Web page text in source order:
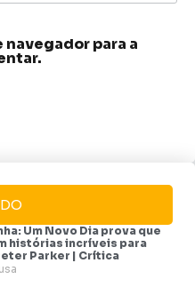
navegador para a
Um Novo Dia prova que
histórias incríveis para
Parker | Crítica